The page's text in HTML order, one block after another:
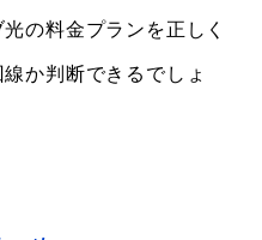
の料金プランを正しく
か判断できるでしょ